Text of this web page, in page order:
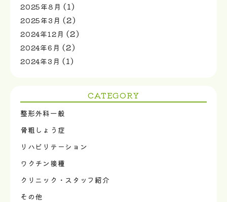
2025年8月 (1)
2025年3月 (2)
2024年12月 (2)
2024年6月 (2)
2024年3月 (1)
CATEGORY
整形外科一般
骨粗しょう症
リハビリテーション
ワクチン接種
クリニック・スタッフ紹介
その他